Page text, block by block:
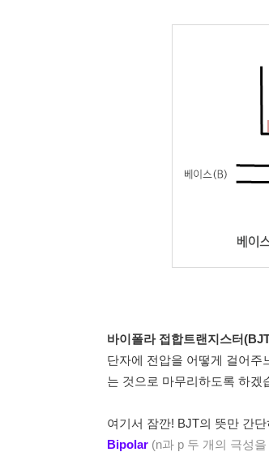
바이폴라 접합트랜지스터
단자에 전압을 어떻게 걸어주
는 것으로 마무리하도록 하겠
여기서 잠깐! BJT의 뜻만 간
Bipolar (n과 p 두 개의 극성